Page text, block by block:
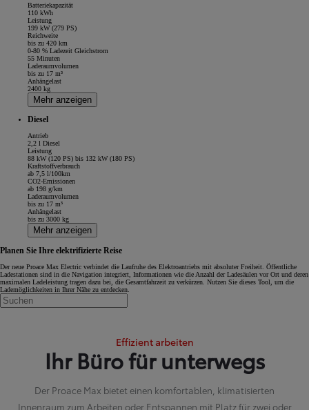
Batteriekapazität
110 kWh
Leistung
199 kW (279 PS)
Reichweite
bis zu 420 km
0-80 % Ladezeit Gleichstrom
55 Minuten
Laderaumvolumen
bis zu 17 m³
Anhängelast
2400 kg
Mehr anzeigen
Diesel
Antrieb
2,2 l Diesel
Leistung
88 kW (120 PS) bis 132 kW (180 PS)
Kraftstoffverbrauch
ab 7,5 l/100km
CO2-Emissionen
ab 198 g/km
Laderaumvolumen
bis zu 17 m³
Anhängelast
bis zu 3000 kg
Mehr anzeigen
Planen Sie Ihre elektrifizierte Reise
Der neue Proace Max Electric verbindet die Laufruhe des Elektroantriebs mit absoluter Freiheit. Öffentliche
Ladestationen sind in die Navigation integriert, Informationen wie die Anzahl der Ladesäulen vor Ort und deren
maximalen Ladeleistung tragen dazu bei, die Gesamtfahrzeit zu verkürzen. Nutzen Sie dieses Tool, um die
Lademöglichkeiten in Ihrer Nähe zu entdecken.
Effizient arbeiten
Ihr Büro für unterwegs
Der Proace Max bietet einen komfortablen, klimatisierten
Innenraum zum Arbeiten oder Entspannen mit Platz für zwei oder